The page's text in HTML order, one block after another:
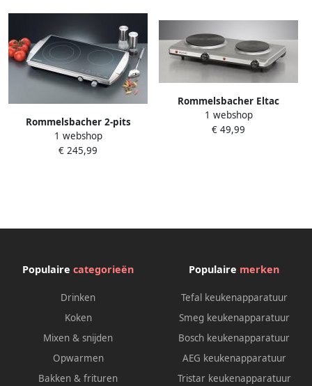
Rommelsbacher 2-pits
kookplaat CT 3400 E
1 webshop
€ 245,99
Rommelsbacher Eltac
komfoor DK29 Elektrische
kookplaat 2-pits
1 webshop
€ 49,99
Populaire categorieën
Drinken
Koken
Mixen & snijden
Opwarmen
Bakken & frituren
Populaire merken
Tefal keukenapparatuur
Smeg keukenapparatuur
Bosch keukenapparatuur
AEG keukenapparatuur
Tristar keukenapparatuur